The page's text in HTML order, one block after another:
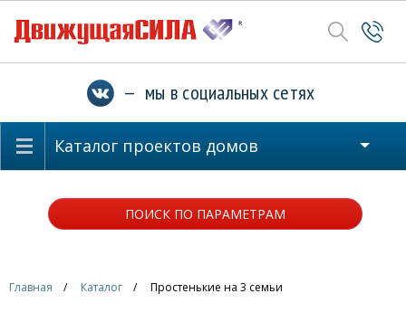
— мы в социальных сетях
Каталог проектов домов
ПОИСК ПО ПАРАМЕТРАМ
Главная Каталог Простенькие на 3 семьи